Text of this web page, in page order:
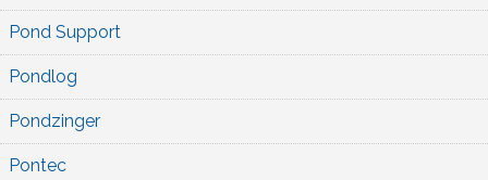
Pond Support
Pondlog
Pondzinger
Pontec